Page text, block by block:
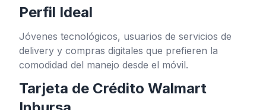
Perfil Ideal
Jóvenes tecnológicos, usuarios de servicios de
delivery y compras digitales que prefieren la
comodidad del manejo desde el móvil.
Tarjeta de Crédito Walmart